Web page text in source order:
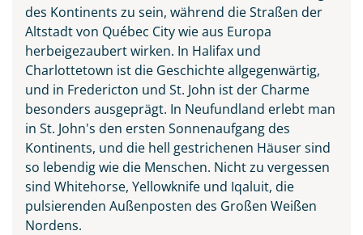
des Kontinents zu sein, während die Straßen der
Altstadt von Québec City wie aus Europa
herbeigezaubert wirken. In Halifax und
Charlottetown ist die Geschichte allgegenwärtig,
und in Fredericton und St. John ist der Charme
besonders ausgeprägt. In Neufundland erlebt man
in St. John's den ersten Sonnenaufgang des
Kontinents, und die hell gestrichenen Häuser sind
so lebendig wie die Menschen. Nicht zu vergessen
sind Whitehorse, Yellowknife und Iqaluit, die
pulsierenden Außenposten des Großen Weißen
Nordens.